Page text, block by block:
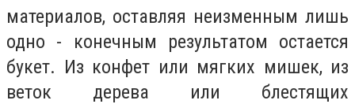
материалов, оставляя неизменным лишь
одно - конечным результатом остается
букет. Из конфет или мягких мишек, из
веток дерева или блестящих